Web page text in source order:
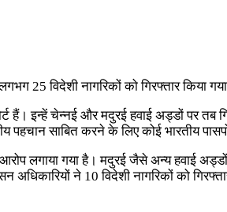
विदेशी नागरिकों को गिरफ्तार किया गया
इन्हें चेन्नई और मदुरई हवाई अड्डों पर तब
साबित करने के लिए कोई भारतीय
लगाया गया है। मदुरई जैसे अन्य हवाई
अधिकारियों ने 10 विदेशी नागरिकों को